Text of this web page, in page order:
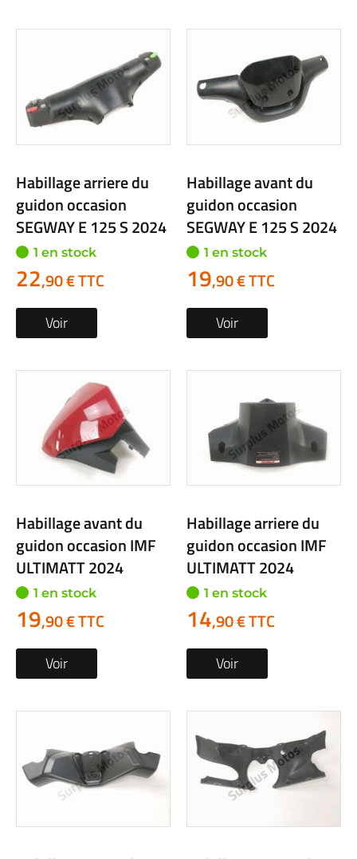
Habillage arriere du
guidon occasion
SEGWAY E 125 S 2024
1 en stock
22,90 € TTC
Voir
Habillage avant du
guidon occasion
SEGWAY E 125 S 2024
1 en stock
19,90 € TTC
Voir
Habillage avant du
guidon occasion IMF
ULTIMATT 2024
1 en stock
19,90 € TTC
Voir
Habillage arriere du
guidon occasion IMF
ULTIMATT 2024
1 en stock
14,90 € TTC
Voir